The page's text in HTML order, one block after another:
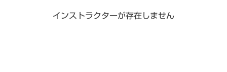
インストラクターが存在しません